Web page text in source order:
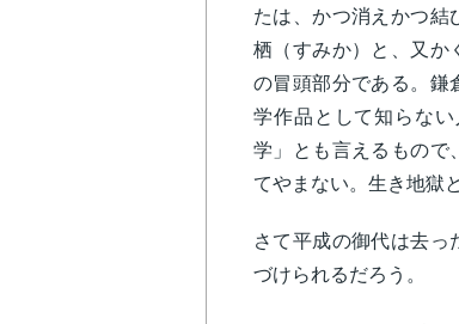
たは、かつ消えかつ結
栖（すみか）と、又か
の冒頭部分である。鎌
学作品として知らな
学」とも言えるもので
てやまない。生き地獄
さて平成の御代は去っ
づけられるだろう。